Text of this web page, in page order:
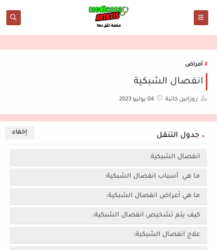
أمراض
انفصال الشبكية
روزالين كاتبة 04 يوليو 2023
جدول التنقل
انفصال الشبكية
ما هي أسباب انفصال الشبكية:
ما هي أعراض انفصال الشبكية:
كيف يتم تشخيص انفصال الشبكية:
علاج انفصال الشبكية: